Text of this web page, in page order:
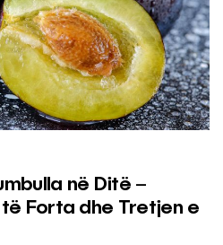
në Ditë –
Forta dhe Tretjen e